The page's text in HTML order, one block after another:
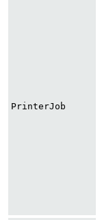
PrinterJob